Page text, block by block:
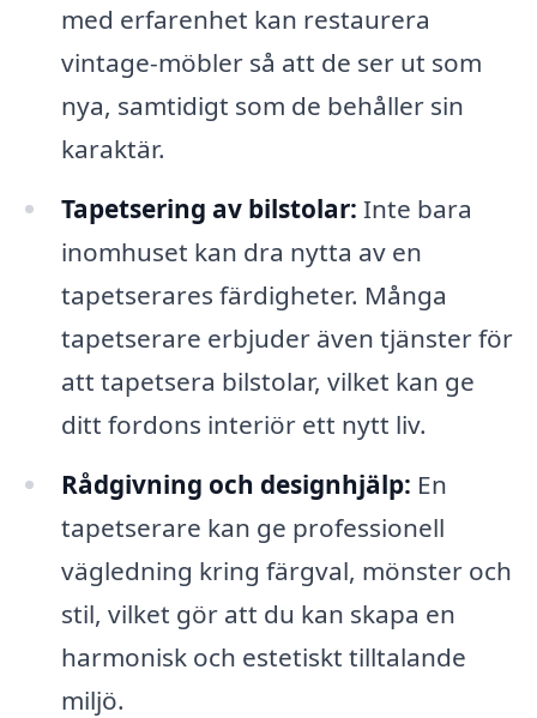
med erfarenhet kan restaurera
vintage-möbler så att de ser ut som
nya, samtidigt som de behåller sin
karaktär.
Tapetsering av bilstolar: Inte bara
inomhuset kan dra nytta av en
tapetserares färdigheter. Många
tapetserare erbjuder även tjänster för
att tapetsera bilstolar, vilket kan ge
ditt fordons interiör ett nytt liv.
Rådgivning och designhjälp: En
tapetserare kan ge professionell
vägledning kring färgval, mönster och
stil, vilket gör att du kan skapa en
harmonisk och estetiskt tilltalande
miljö.